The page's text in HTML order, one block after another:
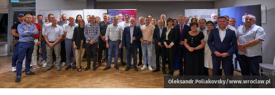
Oleksandr Poliakovsky/www.wroclaw.pl